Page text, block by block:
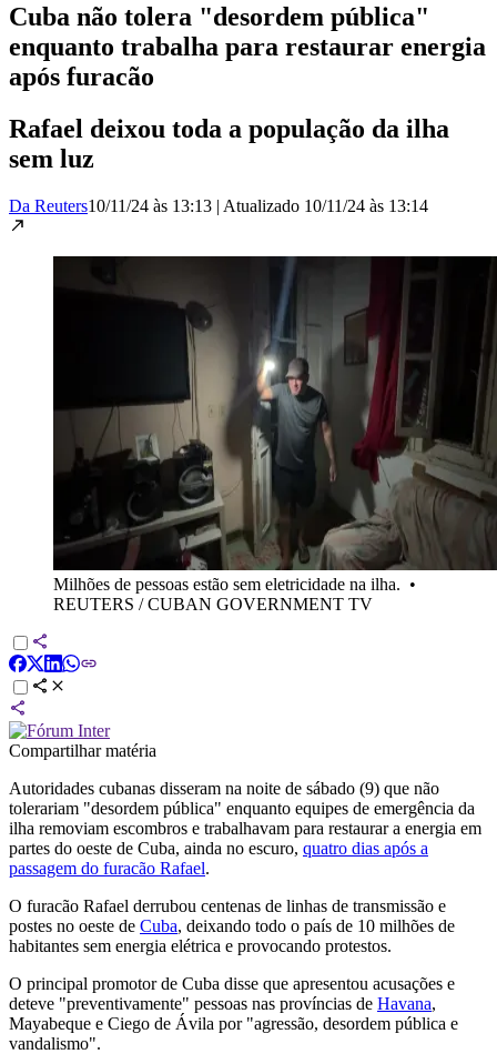
Cuba não tolera "desordem pública"
enquanto trabalha para restaurar energia
após furacão
Rafael deixou toda a população da ilha
sem luz
Da Reuters10/11/24 às 13:13 | Atualizado 10/11/24 às 13:14
Milhões de pessoas estão sem eletricidade na ilha. •
REUTERS / CUBAN GOVERNMENT TV
Compartilhar matéria
Autoridades cubanas disseram na noite de sábado (9) que não
tolerariam "desordem pública" enquanto equipes de emergência da
ilha removiam escombros e trabalhavam para restaurar a energia em
partes do oeste de Cuba, ainda no escuro, quatro dias após a
passagem do furacão Rafael.
O furacão Rafael derrubou centenas de linhas de transmissão e
postes no oeste de Cuba, deixando todo o país de 10 milhões de
habitantes sem energia elétrica e provocando protestos.
O principal promotor de Cuba disse que apresentou acusações e
deteve "preventivamente" pessoas nas províncias de Havana,
Mayabeque e Ciego de Ávila por "agressão, desordem pública e
vandalismo".